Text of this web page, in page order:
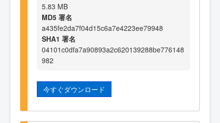
5.83 MB
MD5 署名
a435fe2da7f04d15c6a7e4223ee79948
SHA1 署名
04101c0dfa7a90893a2c620139288be776148
982
今すぐダウンロード